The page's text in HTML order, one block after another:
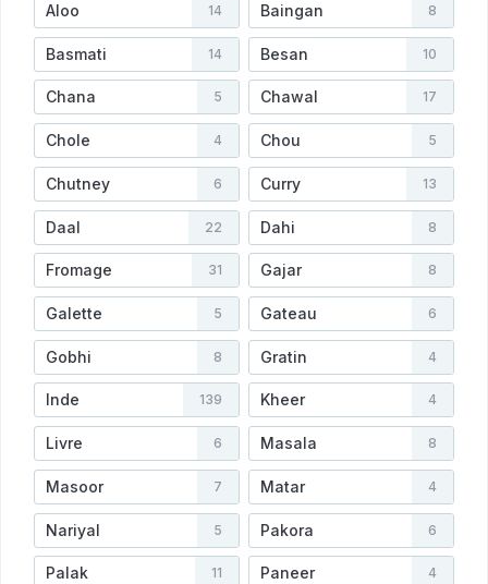
Aloo 14 Baingan 8
Basmati 14 Besan 10
Chana 5 Chawal 17
Chole 4 Chou 5
Chutney 6 Curry 13
Daal 22 Dahi 8
Fromage 31 Gajar 8
Galette 5 Gateau 6
Gobhi 8 Gratin 4
Inde 139 Kheer 4
Livre 6 Masala 8
Masoor 7 Matar 4
Nariyal 5 Pakora 6
Palak 11 Paneer 4